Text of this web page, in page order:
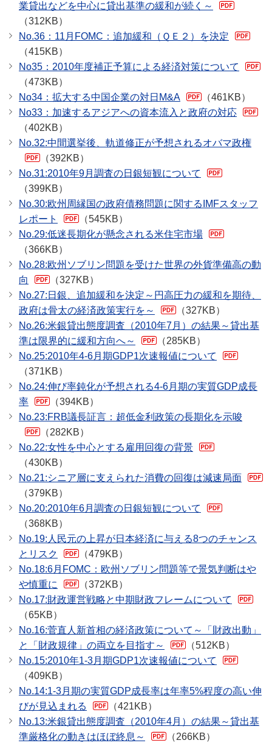
業貸出などを中心に貸出基準の緩和が続く～
（312KB）
No.36：11月FOMC：追加緩和（ＱＥ２）を決定
（415KB）
No35：2010年度補正予算による経済対策について
（473KB）
No34：拡大する中国企業の対日M&A
（461KB）
No33：加速するアジアへの資本流入と政府の対応
（402KB）
No.32:中間選挙後、軌道修正が予想されるオバマ政権
（392KB）
No.31:2010年9月調査の日銀短観について
（399KB）
No.30:欧州周縁国の政府債務問題に関するIMFスタッフ
レポート
（545KB）
No.29:低迷長期化が懸念される米住宅市場
（366KB）
No.28:欧州ソブリン問題を受けた世界の外貨準備高の動
向
（327KB）
No.27:日銀、追加緩和を決定～円高圧力の緩和を期待、
政府は骨太の経済政策実行を～
（327KB）
No.26:米銀貸出態度調査（2010年7月）の結果～貸出基
準は限界的に緩和方向へ～
（285KB）
No.25:2010年4-6月期GDP1次速報値について
（371KB）
No.24:伸び率鈍化が予想される4-6月期の実質GDP成長
率
（394KB）
No.23:FRB議長証言：超低金利政策の長期化を示唆
（282KB）
No.22:女性を中心とする雇用回復の背景
（430KB）
No.21:シニア層に支えられた消費の回復は減速局面
（379KB）
No.20:2010年6月調査の日銀短観について
（368KB）
No.19:人民元の上昇が日本経済に与える8つのチャンス
とリスク
（479KB）
No.18:6月FOMC：欧州ソブリン問題等で景気判断はや
や慎重に
（372KB）
No.17:財政運営戦略と中期財政フレームについて
（65KB）
No.16:菅直人新首相の経済政策について～「財政出動」
と「財政規律」の両立を目指す～
（512KB）
No.15:2010年1-3月期GDP1次速報値について
（409KB）
No.14:1-3月期の実質GDP成長率は年率5%程度の高い伸
びが見込まれる
（421KB）
No.13:米銀貸出態度調査（2010年4月）の結果～貸出基
準厳格化の動きはほぼ終息～
（266KB）